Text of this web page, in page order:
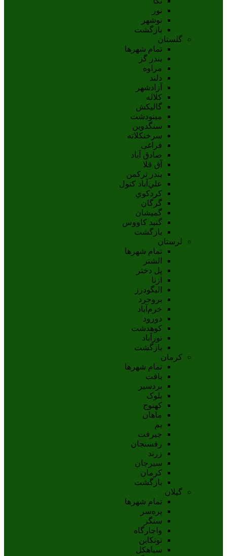
نور
نوشهر
بازگشت
گلستان
تمام شهر‌ها
بندر گز
مراوه
دلند
آزادشهر
کلاله
گالیکش
مینودشت
سنگدوین
سرخنکلاته
فراغی
صادق آباد
آق قلا
بندر ترکمن
علي‌آباد کتول
کردکوي
گرگان
گميشان
گنبد کاووس
بازگشت
لرستان
تمام شهر‌ها
الشتر
پل دختر
ازنا
اليگودرز
بروجرد
خرم‌آباد
دورود
کوهدشت
نورآباد
بازگشت
کرمان
تمام شهر‌ها
بافت
بردسیر
بلوک
کهنوج
ماهان
بم
جيرفت
رفسنجان
زرند
سيرجان
کرمان
بازگشت
گیلان
تمام شهر‌ها
پره‌سر
سنگر
واجارگاه
توتکابن
سیاهکل